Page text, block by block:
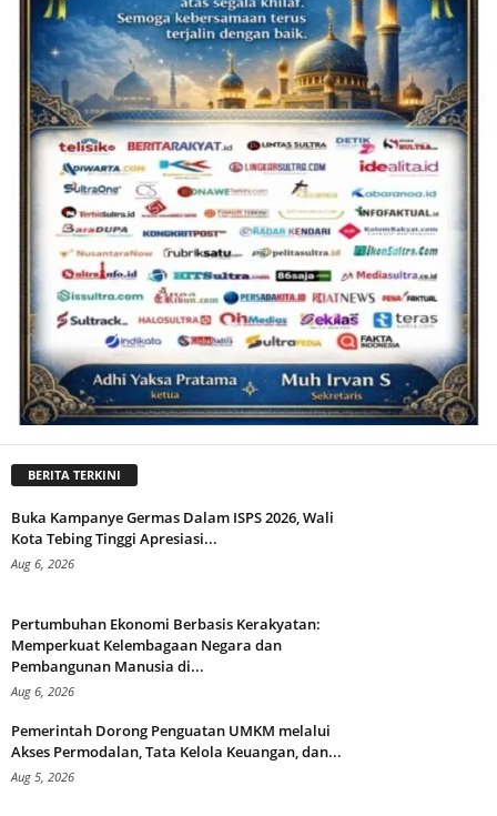
BERITA TERKINI
Buka Kampanye Germas Dalam ISPS 2026, Wali
Kota Tebing Tinggi Apresiasi...
Aug 6, 2026
Pertumbuhan Ekonomi Berbasis Kerakyatan:
Memperkuat Kelembagaan Negara dan
Pembangunan Manusia di...
Aug 6, 2026
Pemerintah Dorong Penguatan UMKM melalui
Akses Permodalan, Tata Kelola Keuangan, dan...
Aug 5, 2026